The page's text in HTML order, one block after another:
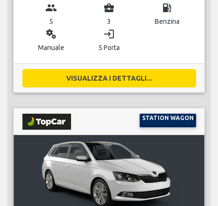
group
5
business_center
3
local_gas_station
Benzina
miscellaneous_services
Manuale
login
5 Porta
VISUALIZZA I DETTAGLI...
STATION WAGON